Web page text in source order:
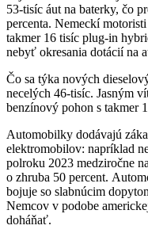
53-tisíc áut na baterky, čo
percenta. Nemeckí
takmer 16 tisíc plug-in
nebyť okresania dotácií na
Čo sa týka nových
necelých 46-tisíc. Jasným
benzínový pohon s takmer
Automobilky dodávajú
elektromobilov: napríklad
polroku 2023 medziročne
o zhruba 50 percent.
bojuje so slabnúcim
Nemcov v podobe
doháňať.